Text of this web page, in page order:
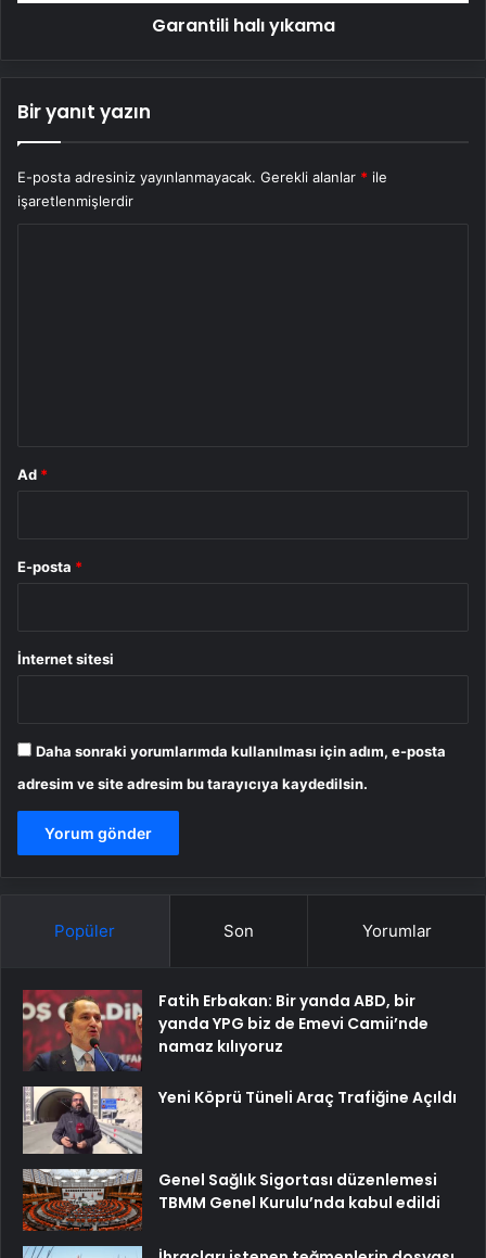
Garantili halı yıkama
Bir yanıt yazın
E-posta adresiniz yayınlanmayacak. Gerekli alanlar * ile
işaretlenmişlerdir
Ad *
E-posta *
İnternet sitesi
Daha sonraki yorumlarımda kullanılması için adım, e-posta
adresim ve site adresim bu tarayıcıya kaydedilsin.
Popüler Son Yorumlar
Fatih Erbakan: Bir yanda ABD, bir
yanda YPG biz de Emevi Camii’nde
namaz kılıyoruz
Yeni Köprü Tüneli Araç Trafiğine Açıldı
Genel Sağlık Sigortası düzenlemesi
TBMM Genel Kurulu’nda kabul edildi